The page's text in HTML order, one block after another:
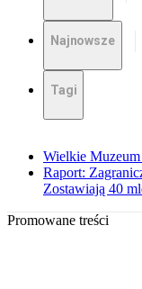
Najnowsze
Tagi
Wielkie
Raport:
Zostawiają 40
Promowane treści